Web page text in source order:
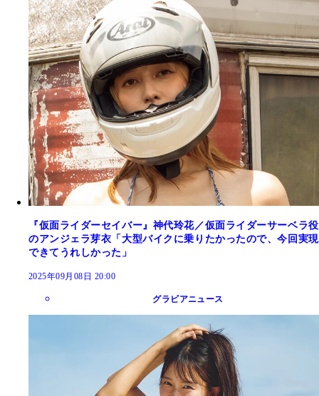
『仮面ライダーセイバー』神代玲花／仮面ライダーサーベラ役
のアンジェラ芽衣「大型バイクに乗りたかったので、今回実現
できてうれしかった」
2025年09月08日 20:00
グラビアニュース